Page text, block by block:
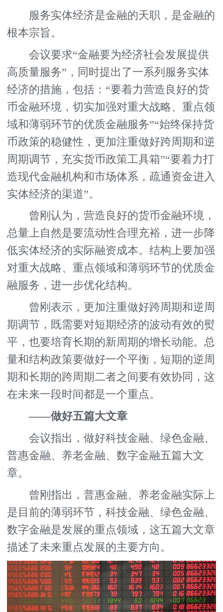
服务实体经济是金融的天职，是金融的
根本宗旨。
会议要求“金融要为经济社会发展提供
高质量服务”，同时提出了一系列服务实体
经济的措施，包括：“要着力营造良好的货
币金融环境，切实加强对重大战略、重点领
域和薄弱环节的优质金融服务”“始终保持货
币政策的稳健性，更加注重做好跨周期和逆
周期调节，充实货币政策工具箱”“要着力打
造现代金融机构和市场体系，疏通资金进入
实体经济的渠道”。
曾刚认为，营造良好的货币金融环境，
总量上自然是要流动性合理充裕，进一步降
低实体经济的实际融资成本。结构上要加强
对重大战略、重点领域和薄弱环节的优质金
融服务，进一步优化结构。
曾刚表示，更加注重做好跨周期和逆周
期调节，既需要对短期经济的波动有效的熨
平，也要培育长期的新周期的增长动能。总
量和结构政策要做好一个平衡，短期的逆周
期和长期的跨周期二者之间要有效协同，这
在未来一段时间都是一个重点。
——做好五篇大文章
会议指出，做好科技金融、绿色金融、
普惠金融、养老金融、数字金融五篇大文
章。
曾刚指出，普惠金融、养老金融实际上
是目前的薄弱环节，科技金融、绿色金融、
数字金融是发展的重点领域，这五篇大文章
描述了未来重点发展的主要方向。